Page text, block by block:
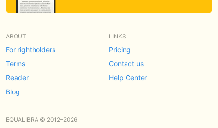
ABOUT
For rightholders
Terms
Reader
Blog
LINKS
Pricing
Contact us
Help Center
EQUALIBRA © 2012–2026